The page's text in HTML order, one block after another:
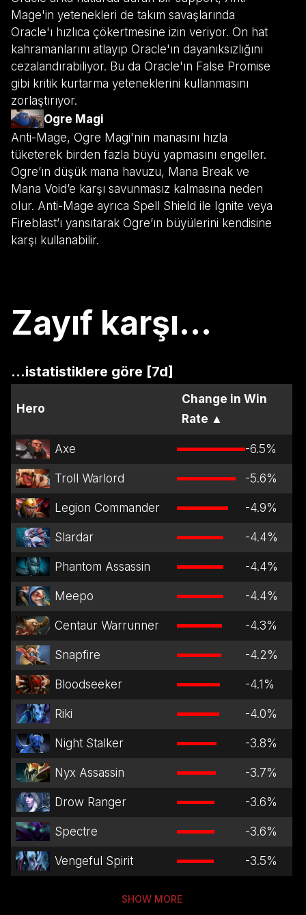
Mage'in yetenekleri de takım savaşlarında
Oracle'ı hızlıca çökertmesine izin veriyor. Ön hat
kahramanlarını atlayıp Oracle'ın dayanıksızlığını
cezalandırabiliyor. Bu da Oracle'ın False Promise
gibi kritik kurtarma yeteneklerini kullanmasını
zorlaştırıyor.
Ogre Magi
Anti-Mage, Ogre Magi'nin manasını hızla
tüketerek birden fazla büyü yapmasını engeller.
Ogre’ın düşük mana havuzu, Mana Break ve
Mana Void’e karşı savunmasız kalmasına neden
olur. Anti-Mage ayrıca Spell Shield ile Ignite veya
Fireblast’ı yansıtarak Ogre’ın büyülerini kendisine
karşı kullanabilir.
Zayıf karşı...
...istatistiklere göre [7d]
Hero
Change in Win
Rate ▲
Axe -6.5%
Troll Warlord -5.6%
Legion Commander -4.9%
Slardar -4.4%
Phantom Assassin -4.4%
Meepo -4.4%
Centaur Warrunner -4.3%
Snapfire -4.2%
Bloodseeker -4.1%
Riki -4.0%
Night Stalker -3.8%
Nyx Assassin -3.7%
Drow Ranger -3.6%
Spectre -3.6%
Vengeful Spirit -3.5%
SHOW MORE